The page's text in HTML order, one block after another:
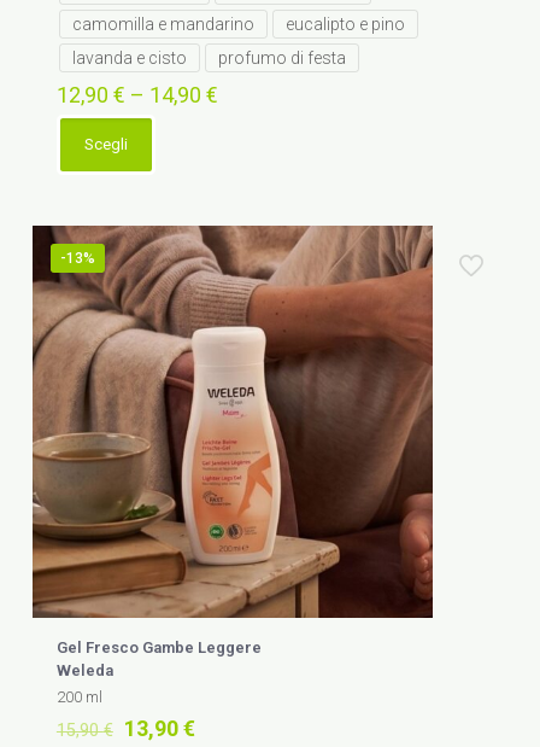
camomilla e mandarino
eucalipto e pino
lavanda e cisto
profumo di festa
12,90 € – 14,90 €
Scegli
Questo
prodotto
più
varianti.
Le
opzioni
possono
essere
scelte
nella
pagina
del
prodotto
-13%
Gel Fresco Gambe Leggere
Weleda
200 ml
15,90€ Il
13,90€Il